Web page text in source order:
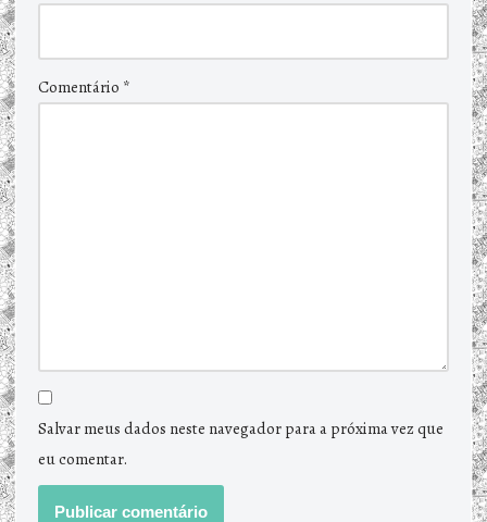
Comentário *
Salvar meus dados neste navegador para a próxima vez que
eu comentar.